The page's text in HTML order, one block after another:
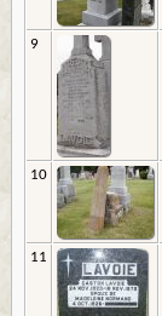
9
10
11